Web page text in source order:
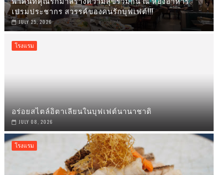
เปรมประชากร สวรรค์ของคนรักบุฟเฟต์!!!
JULY 25, 2026
โรงแรม
อร่อยสไตล์อิตาเลียนในบุฟเฟต์นานาชาติ
JULY 08, 2026
โรงแรม